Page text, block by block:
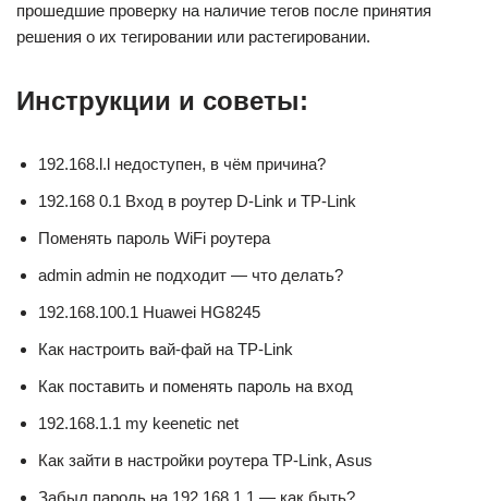
прошедшие проверку на наличие тегов после принятия
решения о их тегировании или растегировании.
Инструкции и советы:
192.168.l.l недоступен, в чём причина?
192.168 0.1 Вход в роутер D-Link и TP-Link
Поменять пароль WiFi роутера
admin admin не подходит — что делать?
192.168.100.1 Huawei HG8245
Как настроить вай-фай на TP-Link
Как поставить и поменять пароль на вход
192.168.1.1 my keenetic net
Как зайти в настройки роутера TP-Link, Asus
Забыл пароль на 192.168.1.1 — как быть?